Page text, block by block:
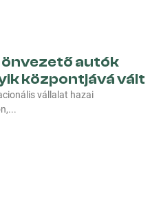
autók
központjává vált
vállalat hazai